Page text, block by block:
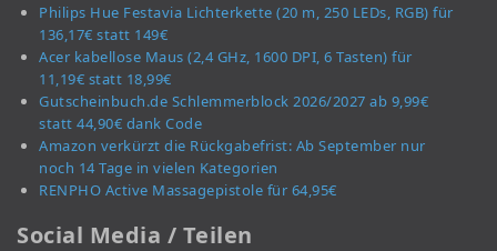
Philips Hue Festavia Lichterkette (20 m, 250 LEDs, RGB) für
136,17€ statt 149€
Acer kabellose Maus (2,4 GHz, 1600 DPI, 6 Tasten) für
11,19€ statt 18,99€
Gutscheinbuch.de Schlemmerblock 2026/2027 ab 9,99€
statt 44,90€ dank Code
Amazon verkürzt die Rückgabefrist: Ab September nur
noch 14 Tage in vielen Kategorien
RENPHO Active Massagepistole für 64,95€
Social Media / Teilen